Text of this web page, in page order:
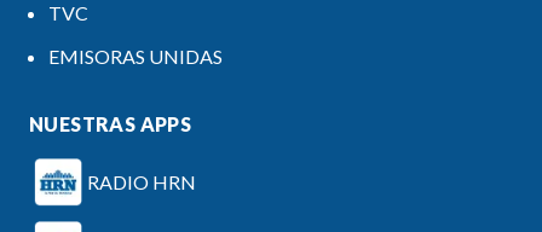
TVC
EMISORAS UNIDAS
NUESTRAS APPS
RADIO HRN